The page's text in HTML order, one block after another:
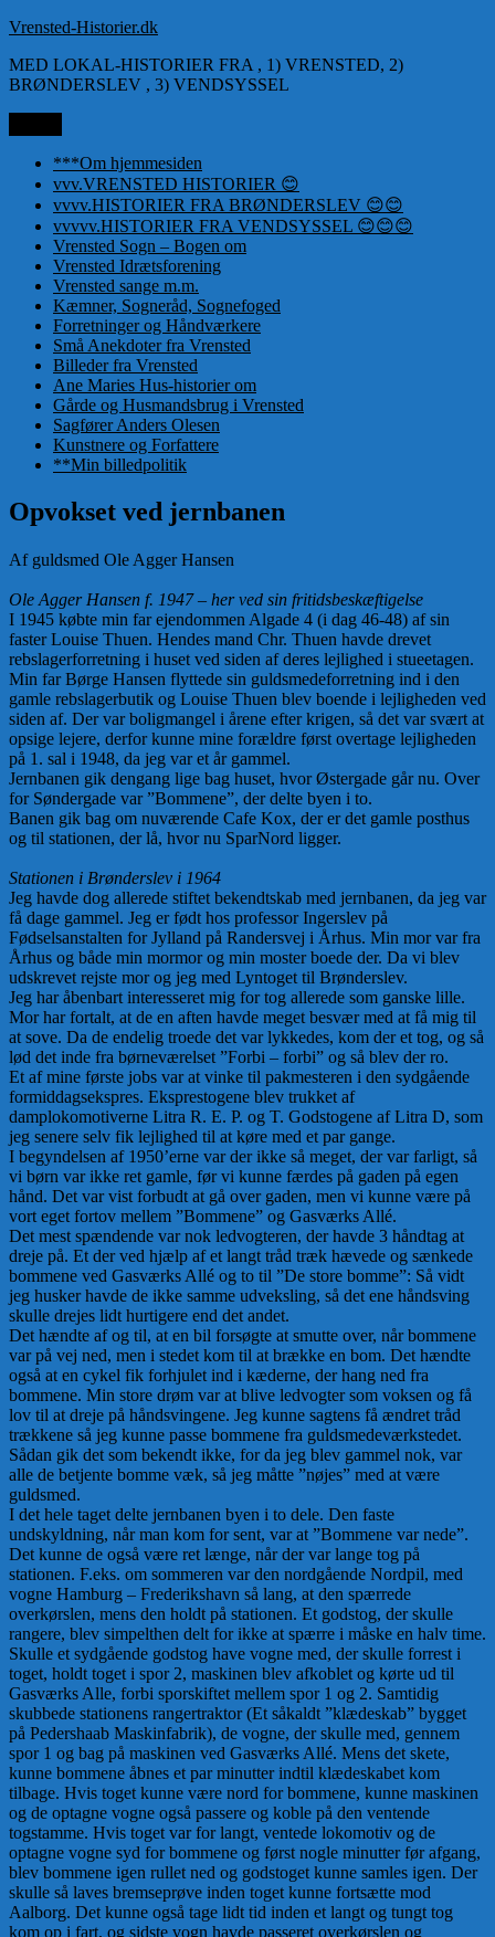
Videre
indhold
Vrensted-Historier.dk
MED LOKAL-HISTORIER FRA , 1) VRENSTED, 2)
BRØNDERSLEV , 3) VENDSYSSEL
***Om hjemmesiden
vvv.VRENSTED HISTORIER 😊
vvvv.HISTORIER FRA BRØNDERSLEV 😊😊
vvvvv.HISTORIER FRA VENDSYSSEL 😊😊😊
Vrensted Sogn – Bogen om
Vrensted Idrætsforening
Vrensted sange m.m.
Kæmner, Sogneråd, Sognefoged
Forretninger og Håndværkere
Små Anekdoter fra Vrensted
Billeder fra Vrensted
Ane Maries Hus-historier om
Gårde og Husmandsbrug i Vrensted
Sagfører Anders Olesen
Kunstnere og Forfattere
**Min billedpolitik
Opvokset ved jernbanen
Af guldsmed Ole Agger Hansen
Ole Agger Hansen f. 1947 – her ved sin fritidsbeskæftigelse
I 1945 købte min far ejendommen Algade 4 (i dag 46-48) af sin
faster Louise Thuen. Hendes mand Chr. Thuen havde drevet
rebslagerforretning i huset ved siden af deres lejlighed i stueetagen.
Min far Børge Hansen flyttede sin guldsmedeforretning ind i den
gamle rebslagerbutik og Louise Thuen blev boende i lejligheden ved
siden af. Der var boligmangel i årene efter krigen, så det var svært at
opsige lejere, derfor kunne mine forældre først overtage lejligheden
på 1. sal i 1948, da jeg var et år gammel.
Jernbanen gik dengang lige bag huset, hvor Østergade går nu. Over
for Søndergade var ”Bommene”, der delte byen i to.
Banen gik bag om nuværende Cafe Kox, der er det gamle posthus
og til stationen, der lå, hvor nu SparNord ligger.
Stationen i Brønderslev i 1964
Jeg havde dog allerede stiftet bekendtskab med jernbanen, da jeg var
få dage gammel. Jeg er født hos professor Ingerslev på
Fødselsanstalten for Jylland på Randersvej i Århus. Min mor var fra
Århus og både min mormor og min moster boede der. Da vi blev
udskrevet rejste mor og jeg med Lyntoget til Brønderslev.
Jeg har åbenbart interesseret mig for tog allerede som ganske lille.
Mor har fortalt, at de en aften havde meget besvær med at få mig til
at sove. Da de endelig troede det var lykkedes, kom der et tog, og så
lød det inde fra børneværelset ”Forbi – forbi” og så blev der ro.
Et af mine første jobs var at vinke til pakmesteren i den sydgående
formiddagsekspres. Eksprestogene blev trukket af
damplokomotiverne Litra R. E. P. og T. Godstogene af Litra D, som
jeg senere selv fik lejlighed til at køre med et par gange.
I begyndelsen af 1950’erne var der ikke så meget, der var farligt, så
vi børn var ikke ret gamle, før vi kunne færdes på gaden på egen
hånd. Det var vist forbudt at gå over gaden, men vi kunne være på
vort eget fortov mellem ”Bommene” og Gasværks Allé.
Det mest spændende var nok ledvogteren, der havde 3 håndtag at
dreje på. Et der ved hjælp af et langt tråd træk hævede og sænkede
bommene ved Gasværks Allé og to til ”De store bomme”: Så vidt
jeg husker havde de ikke samme udveksling, så det ene håndsving
skulle drejes lidt hurtigere end det andet.
Det hændte af og til, at en bil forsøgte at smutte over, når bommene
var på vej ned, men i stedet kom til at brække en bom. Det hændte
også at en cykel fik forhjulet ind i kæderne, der hang ned fra
bommene. Min store drøm var at blive ledvogter som voksen og få
lov til at dreje på håndsvingene. Jeg kunne sagtens få ændret tråd
trækkene så jeg kunne passe bommene fra guldsmedeværkstedet.
Sådan gik det som bekendt ikke, for da jeg blev gammel nok, var
alle de betjente bomme væk, så jeg måtte ”nøjes” med at være
guldsmed.
I det hele taget delte jernbanen byen i to dele. Den faste
undskyldning, når man kom for sent, var at ”Bommene var nede”.
Det kunne de også være ret længe, når der var lange tog på
stationen. F.eks. om sommeren var den nordgående Nordpil, med
vogne Hamburg – Frederikshavn så lang, at den spærrede
overkørslen, mens den holdt på stationen. Et godstog, der skulle
rangere, blev simpelthen delt for ikke at spærre i måske en halv time.
Skulle et sydgående godstog have vogne med, der skulle forrest i
toget, holdt toget i spor 2, maskinen blev afkoblet og kørte ud til
Gasværks Alle, forbi sporskiftet mellem spor 1 og 2. Samtidig
skubbede stationens rangertraktor (Et såkaldt ”klædeskab” bygget
på Pedershaab Maskinfabrik), de vogne, der skulle med, gennem
spor 1 og bag på maskinen ved Gasværks Allé. Mens det skete,
kunne bommene åbnes et par minutter indtil klædeskabet kom
tilbage. Hvis toget kunne være nord for bommene, kunne maskinen
og de optagne vogne også passere og koble på den ventende
togstamme. Hvis toget var for langt, ventede lokomotiv og de
optagne vogne syd for bommene og først nogle minutter før afgang,
blev bommene igen rullet ned og godstoget kunne samles igen. Der
skulle så laves bremseprøve inden toget kunne fortsætte mod
Aalborg. Det kunne også tage lidt tid inden et langt og tungt tog
kom op i fart, og sidste vogn havde passeret overkørslen og